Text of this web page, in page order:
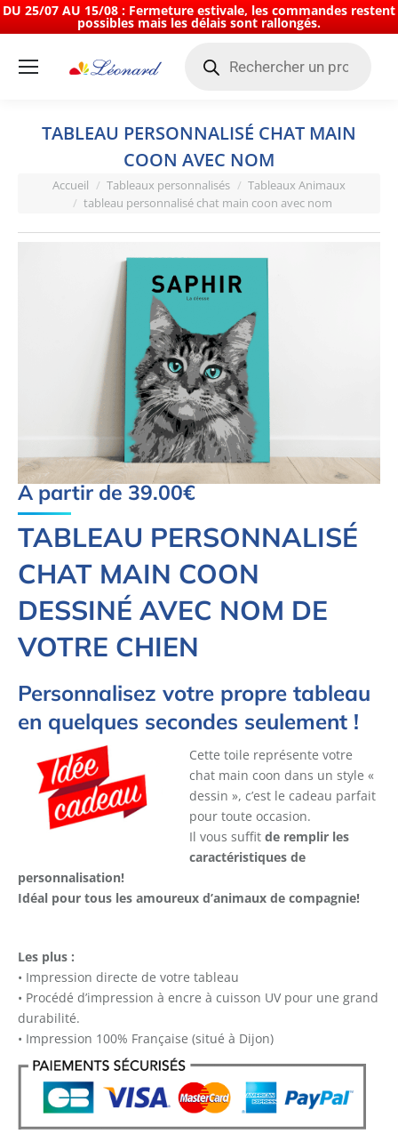
DU 25/07 AU 15/08 : Fermeture estivale, les commandes restent
possibles mais les délais sont rallongés.
produits
TABLEAU PERSONNALISÉ CHAT MAIN
COON AVEC NOM
Vous êtes ici :
Accueil Tableaux personnalisés
Tableaux Animaux
tableau personnalisé chat main coon avec nom
A partir de39.00€
TABLEAU PERSONNALISÉ
CHAT MAIN COON
DESSINÉ AVEC NOM DE
VOTRE CHIEN
Personnalisez votre propre tableau
en quelques secondes seulement !
Cette toile représente votre
chat main coon dans un style «
dessin », c’est le cadeau parfait
pour toute occasion.
Il vous suffit de remplir les
caractéristiques de
personnalisation!
Idéal pour tous les amoureux d’animaux de compagnie!
Les plus :
• Impression directe de votre tableau
• Procédé d’impression à encre à cuisson UV pour une grand
durabilité.
• Impression 100% Française (situé à Dijon)